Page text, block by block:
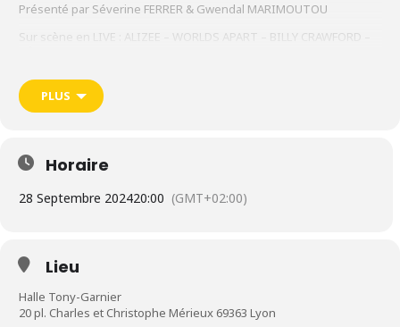
Présenté par Séverine FERRER & Gwendal MARIMOUTOU
Sur scène en LIVE : ALIZEE – WORLDS APART – BILLY CRAWFORD –
leurs danseurs.
Soyez prêts à danser et chanter !
• LYON
PLUS
Horaire
28 Septembre 202420:00 (GMT+02:00)
Lieu
Halle Tony-Garnier
20 pl. Charles et Christophe Mérieux 69363 Lyon